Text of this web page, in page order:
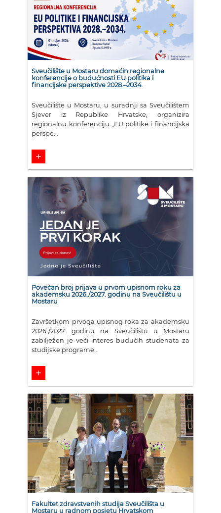
Sveučilište u Mostaru domaćin regionalne
konferencije o budućnosti EU politika i
financijske perspektive 2028.–2034.
Sveučilište u Mostaru, u suradnji sa Sveučilištem
Sjever iz Republike Hrvatske, organizira
regionalnu konferenciju „EU politike i financijska
perspe...
add
Povećan broj prijava u prvom upisnom roku za
akademsku 2026./2027. godinu na Sveučilištu u
Mostaru
Završetkom prvoga upisnog roka za akademsku
2026./2027. godinu na Sveučilištu u Mostaru
zabilježen je veći interes budućih studenata za
studijske programe...
add
Fakultet zdravstvenih studija Sveučilišta u
Mostaru u radnom posjetu Hrvatskom